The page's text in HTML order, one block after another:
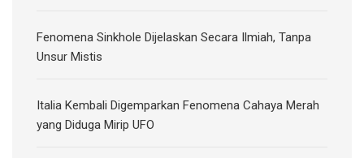
Fenomena Sinkhole Dijelaskan Secara Ilmiah, Tanpa
Unsur Mistis
Italia Kembali Digemparkan Fenomena Cahaya Merah
yang Diduga Mirip UFO